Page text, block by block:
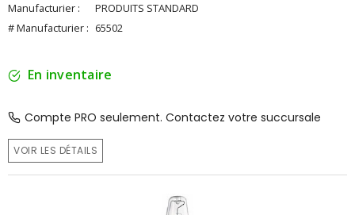
Manufacturier :
PRODUITS STANDARD
# Manufacturier : 65502
En inventaire
Compte PRO seulement. Contactez votre succursale
VOIR LES DÉTAILS